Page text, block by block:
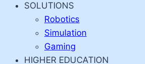
SOLUTIONS
Robotics
Simulation
Gaming
HIGHER EDUCATION